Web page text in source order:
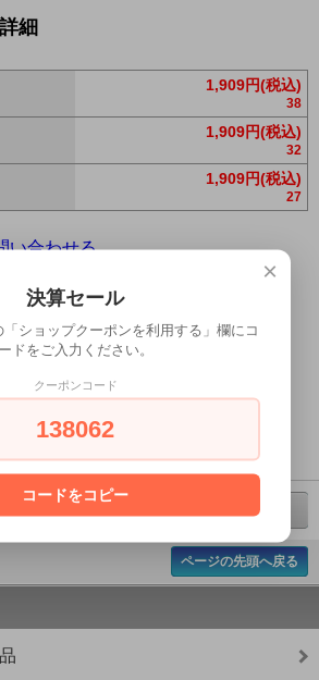
細
1,909円(税込)
38
1,909円(税込)
32
1,909円(税込)
27
い合わせる
る
でつぶやく
クに登録する
ページの先頭へ戻る
×
決算セール
「ショップクーポンを利用する」欄にコ
ードをご入力ください。
クーポンコード
138062
コードをコピー